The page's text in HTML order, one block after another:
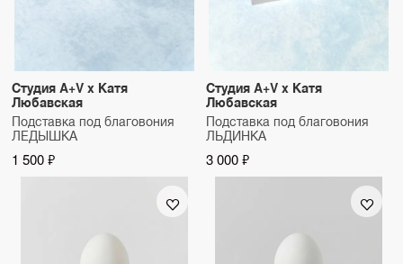
Студия A+V x Катя
Любавская
Подставка под благовония
ЛЕДЫШКА
1 500 ₽
Студия A+V x Катя
Любавская
Подставка под благовония
ЛЬДИНКА
3 000 ₽